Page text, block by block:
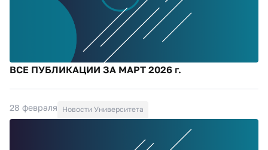
ВСЕ ПУБЛИКАЦИИ ЗА МАРТ 2026 г.
28 февраля Новости Университета